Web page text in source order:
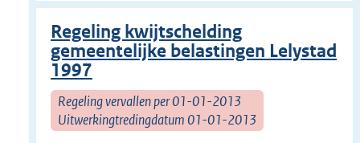
Regeling kwijtschelding
gemeentelijke belastingen Lelystad
1997
Regeling vervallen per 01-01-2013
Uitwerkingtredingdatum 01-01-2013